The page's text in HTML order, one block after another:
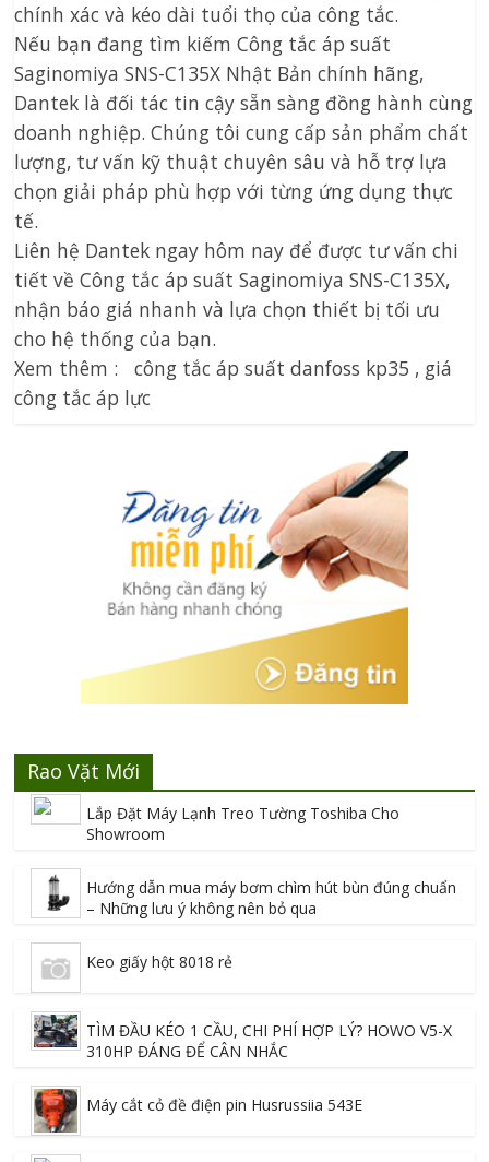
chính xác và kéo dài tuổi thọ của công tắc.
Nếu bạn đang tìm kiếm Công tắc áp suất
Saginomiya SNS-C135X Nhật Bản chính hãng,
Dantek là đối tác tin cậy sẵn sàng đồng hành cùng
doanh nghiệp. Chúng tôi cung cấp sản phẩm chất
lượng, tư vấn kỹ thuật chuyên sâu và hỗ trợ lựa
chọn giải pháp phù hợp với từng ứng dụng thực
tế.
Liên hệ Dantek ngay hôm nay để được tư vấn chi
tiết về Công tắc áp suất Saginomiya SNS-C135X,
nhận báo giá nhanh và lựa chọn thiết bị tối ưu
cho hệ thống của bạn.
Xem thêm : công tắc áp suất danfoss kp35 , giá
công tắc áp lực
Rao Vặt Mới
Lắp Đặt Máy Lạnh Treo Tường Toshiba Cho
Showroom
Hướng dẫn mua máy bơm chìm hút bùn đúng chuẩn
– Những lưu ý không nên bỏ qua
Keo giấy hột 8018 rẻ
TÌM ĐẦU KÉO 1 CẦU, CHI PHÍ HỢP LÝ? HOWO V5-X
310HP ĐÁNG ĐỂ CÂN NHẮC
Máy cắt cỏ đề điện pin Husrussiia 543E